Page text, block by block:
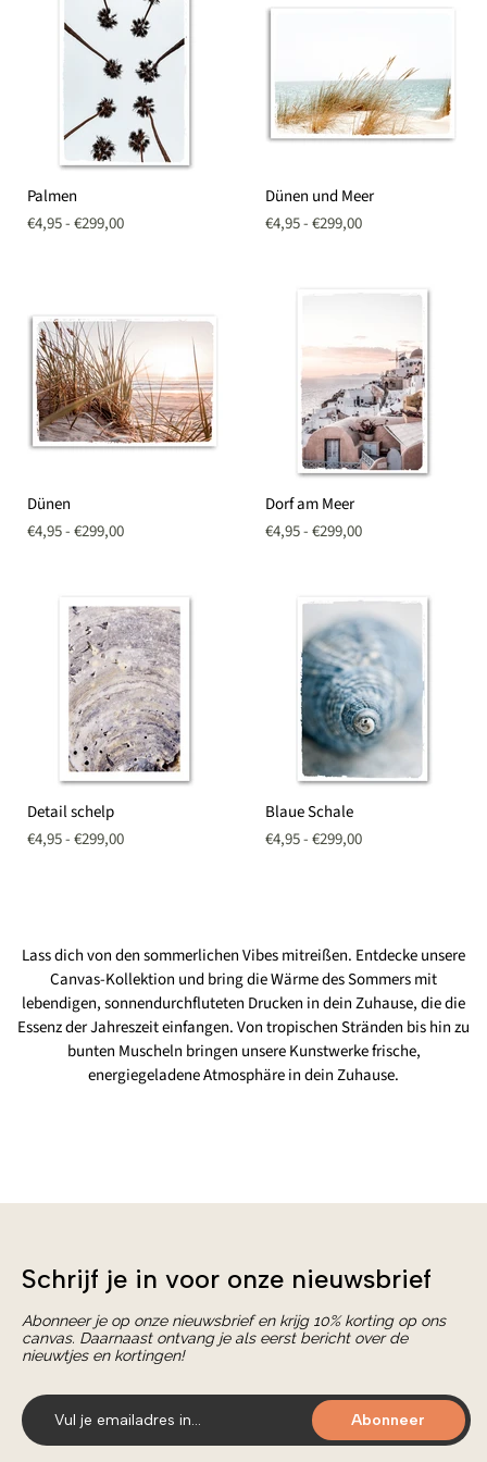
Palmen
€4,95-€299,00
und
Meer
Dünen und Meer
€4,95-€299,00
Dünen
€4,95-€299,00
am
Meer
Dorf am Meer
€4,95-€299,00
schelp
Detail schelp
€4,95-€299,00
Schale
Blaue Schale
€4,95-€299,00
Lass dich von den sommerlichen Vibes mitreißen. Entdecke unsere
Canvas-Kollektion und bring die Wärme des Sommers mit
lebendigen, sonnendurchfluteten Drucken in dein Zuhause, die die
Essenz der Jahreszeit einfangen. Von tropischen Stränden bis hin zu
bunten Muscheln bringen unsere Kunstwerke frische,
energiegeladene Atmosphäre in dein Zuhause.
Schrijf je in voor onze nieuwsbrief
Abonneer je op onze nieuwsbrief en krijg 10% korting op ons
canvas. Daarnaast ontvang je als eerst bericht over de
nieuwtjes en kortingen!
Abonneer